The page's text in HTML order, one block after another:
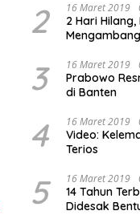
2 16 Maret 2019
2 Hari
3 16 Maret 2019
Prabowo
di Banten
4 16 Maret 2019
Video:
Terios
5 16 Maret 2019
14 Tahun
Didesak